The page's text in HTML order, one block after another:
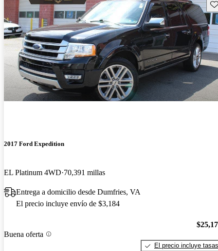
2017 Ford Expedition
EL Platinum 4WD 70,391 millas
Entrega a domicilio desde Dumfries, VA
El precio incluye envío de $3,184
Buena oferta
El precio incluye tasas